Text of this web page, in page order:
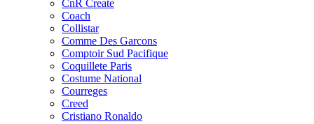
CnR Create
Coach
Collistar
Comme Des Garcons
Comptoir Sud Pacifique
Coquillete Paris
Costume National
Courreges
Creed
Cristiano Ronaldo